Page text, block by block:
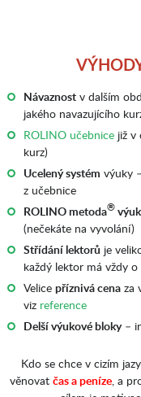
Návaznostv dalším
jakého navazujícího
ROLINO učebnicejiž v
kurz)
Ucelený systém výuky
z učebnice
ROLINO metoda®
(nečekáte na vyvolání)
Střídání lektorů je
každý lektor má vždy
Velice příznivá cenaza
viz reference
Delší výukové bloky–
Kdo se chce v cizím
věnovat čas a peníze, a